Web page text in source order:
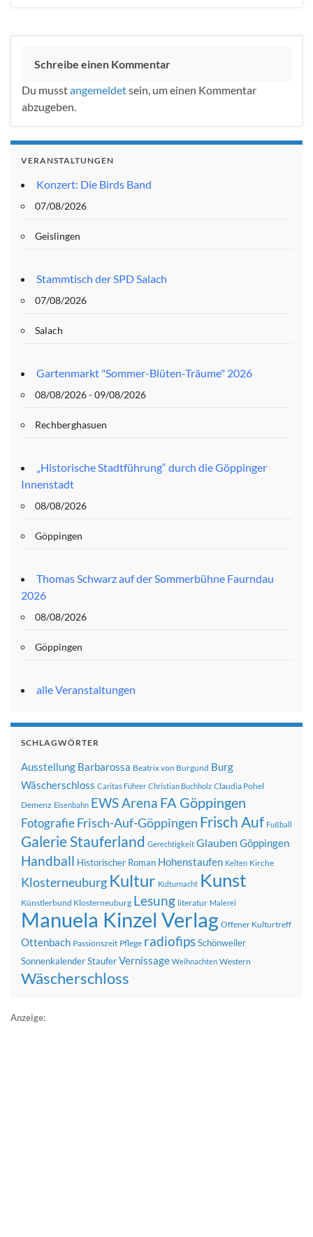
Schreibe einen Kommentar
Du musstangemeldetsein, um einen Kommentar
abzugeben.
VERANSTALTUNGEN
Konzert: Die Birds Band
07/08/2026
Geislingen
Stammtisch der SPD Salach
07/08/2026
Salach
Gartenmarkt "Sommer-Blüten-Träume" 2026
08/08/2026 - 09/08/2026
Rechberghasuen
„Historische Stadtführung“ durch die Göppinger
Innenstadt
08/08/2026
Göppingen
Thomas Schwarz auf der Sommerbühne Faurndau
2026
08/08/2026
Göppingen
alle Veranstaltungen
SCHLAGWÖRTER
Ausstellung Barbarossa Beatrix von Burgund Burg
Wäscherschloss Caritas Führer Christian Buchholz Claudia Pohel
Demenz Eisenbahn EWS Arena FA Göppingen
FotografieFrisch-Auf-Göppingen Frisch Auf Fußball
Galerie Stauferland Gerechtigkeit Glauben Göppingen
Handball Historischer Roman Hohenstaufen Kelten Kirche
Klosterneuburg Kultur Kulturnacht Kunst
Künstlerbund Klosterneuburg Lesung literatur Malerei
Manuela Kinzel Verlag Offener Kulturtreff
Ottenbach Passionszeit Pflege radiofipsSchönweiler
SonnenkalenderStauferVernissage Weihnachten Western
Wäscherschloss
Anzeige: